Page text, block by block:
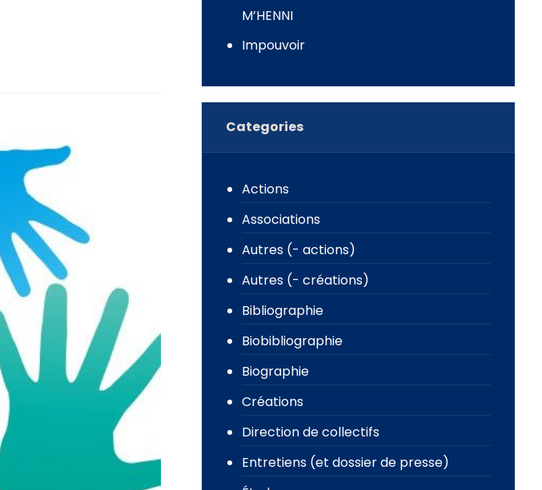
M’HENNI
Impouvoir
Categories
Actions
Associations
Autres (- actions)
Autres (- créations)
Bibliographie
Biobibliographie
Biographie
Créations
Direction de collectifs
Entretiens (et dossier de presse)